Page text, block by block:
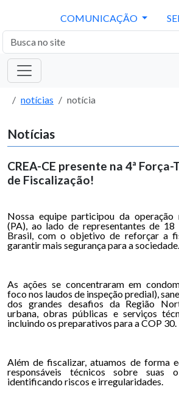
COMUNICAÇÃO
notícias notícia
Notícias
CREA-CE presente na 4ª
de Fiscalização!
Nossa equipe participou da operação
(PA), ao lado de representantes de
Brasil, com o objetivo de reforçar a
garantir mais segurança para a sociedade.
As ações se concentraram em
foco nos laudos de inspeção predial),
dos grandes desafios da Região
urbana, obras públicas e serviços
incluindo os preparativos para a COP 30.
Além de fiscalizar, atuamos de forma
responsáveis técnicos sobre suas
identificando riscos e irregularidades.